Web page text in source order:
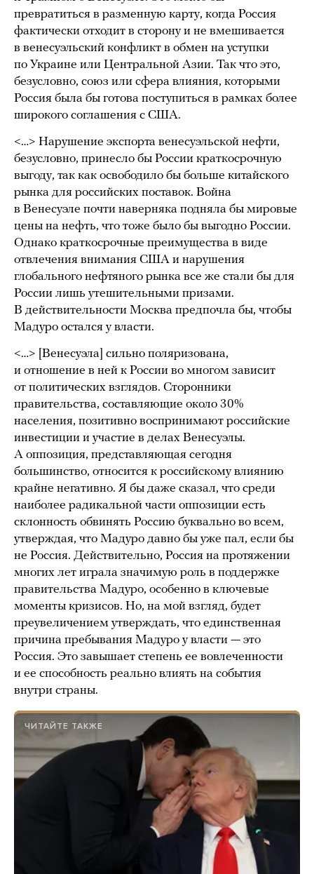
превратиться в разменную карту, когда Россия
фактически отходит в сторону и не вмешивается
в венесуэльский конфликт в обмен на уступки
по Украине или Центральной Азии. Так что это,
безусловно, союз или сфера влияния, которыми
Россия была бы готова поступиться в рамках более
широкого соглашения с США.
<…> Нарушение экспорта венесуэльской нефти,
безусловно, принесло бы России краткосрочную
выгоду, так как освободило бы больше китайского
рынка для российских поставок. Война
в Венесуэле почти наверняка подняла бы мировые
цены на нефть, что тоже было бы выгодно России.
Однако краткосрочные преимущества в виде
отвлечения внимания США и нарушения
глобального нефтяного рынка все же стали бы для
России лишь утешительными призами.
В действительности Москва предпочла бы, чтобы
Мадуро остался у власти.
<…> [Венесуэла] сильно поляризована,
и отношение в ней к России во многом зависит
от политических взглядов. Сторонники
правительства, составляющие около 30%
населения, позитивно воспринимают российские
инвестиции и участие в делах Венесуэлы.
А оппозиция, представляющая сегодня
большинство, относится к российскому влиянию
крайне негативно. Я бы даже сказал, что среди
наиболее радикальной части оппозиции есть
склонность обвинять Россию буквально во всем,
утверждая, что Мадуро давно бы уже пал, если бы
не Россия. Действительно, Россия на протяжении
многих лет играла значимую роль в поддержке
правительства Мадуро, особенно в ключевые
моменты кризисов. Но, на мой взгляд, будет
преувеличением утверждать, что единственная
причина пребывания Мадуро у власти — это
Россия. Это завышает степень ее вовлеченности
и ее способность реально влиять на события
внутри страны.
ЧИТАЙТЕ ТАКЖЕ